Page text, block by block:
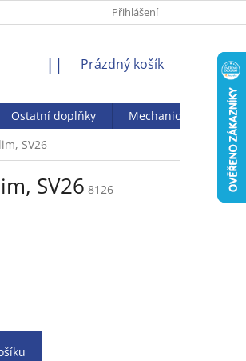
Přihlášení
NÁKUPNÍ
Prázdný košík
Ostatní doplňky
Mechanický vysavač
SV26
SV26 8126